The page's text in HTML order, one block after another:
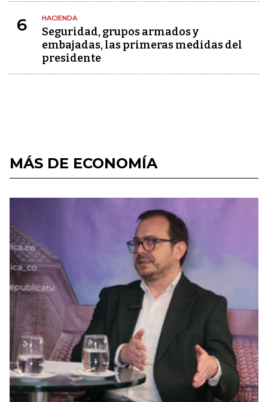
6 HACIENDA
Seguridad, grupos armados y
embajadas, las primeras medidas del
presidente
MÁS DE ECONOMÍA